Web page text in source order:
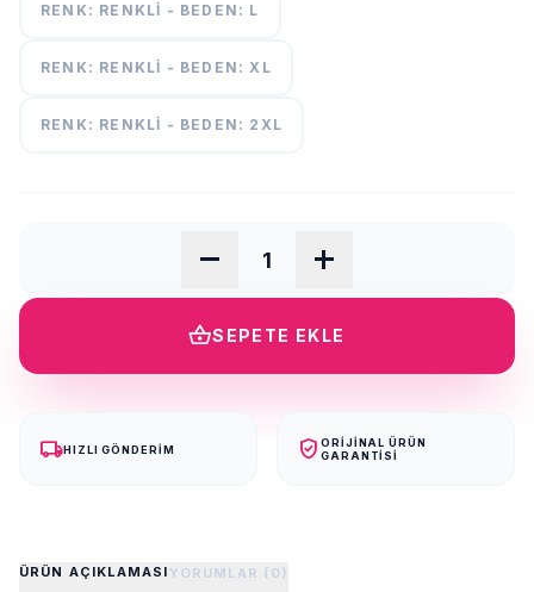
55
RENK: RENKLI - BEDEN: L
RENK: RENKLI - BEDEN: XL
RENK: RENKLI - BEDEN: 2XL
remove add
shopping_basketSEPETE EKLE
local_shippingHIZLI GÖNDERIM verified_user ORIJINAL ÜRÜN
GARANTISI
ÜRÜN AÇIKLAMASIYORUMLAR (0)